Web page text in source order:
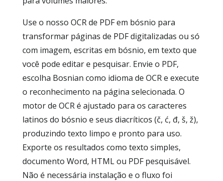
Use o nosso OCR de PDF em bósnio para
transformar páginas de PDF digitalizadas ou só
com imagem, escritas em bósnio, em texto que
você pode editar e pesquisar. Envie o PDF,
escolha Bosnian como idioma de OCR e execute
o reconhecimento na página selecionada. O
motor de OCR é ajustado para os caracteres
latinos do bósnio e seus diacríticos (č, ć, đ, š, ž),
produzindo texto limpo e pronto para uso.
Exporte os resultados como texto simples,
documento Word, HTML ou PDF pesquisável.
Não é necessária instalação e o fluxo foi